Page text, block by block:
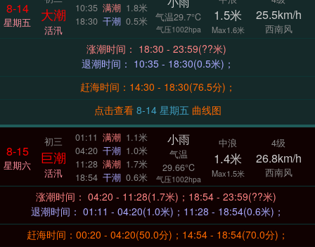
8-14
星期五 大潮
活汛
10:35 满潮 1.8米
18:30 干潮 0.5米 气温29.7°C
气压1002hpa
1.5米
Max1.6米
25.5km/h
西南风
涨潮时间： 18:30 - 23:59(??米)
退潮时间： 10:35 - 18:30(0.5米)；
赶海时间：14:30 - 18:30(76.5分)；
点击查看
8-14 星期五 曲线图
8-15
星期六
初三
巨潮
活汛
01:11 满潮 1.1米
04:20 干潮 1.0米
11:28 满潮 1.7米
18:54 干潮 0.6米
小雨
气温
29.66°C
气压1002hpa
中浪
1.4米
Max1.5米
4级
26.8km/h
西南风
涨潮时间： 04:20 - 11:28(1.7米)；18:54 - 23:59(??米)
退潮时间： 01:11 - 04:20(1.0米)；11:28 - 18:54(0.6米)；
赶海时间：00:20 - 04:20(50.0分)；14:54 - 18:54(70.0分)；